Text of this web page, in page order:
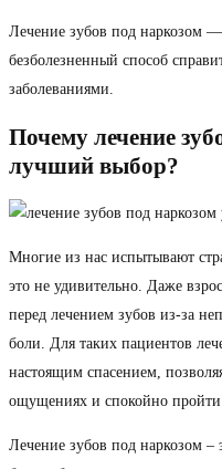
Лечение зубов под наркозом
безболезненный способ
заболеваниями.
Почему лечение
лучший выбор?
Многие из нас испытывают
это не удивительно. Даже
перед лечением зубов из-за
боли. Для таких пациентов
настоящим спасением,
ощущениях и спокойно пройти
Лечение зубов под наркозом –